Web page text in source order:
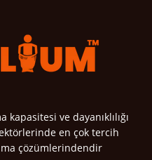
kapasitesi ve dayanıklılığı
en çok tercih
çözümlerindendir